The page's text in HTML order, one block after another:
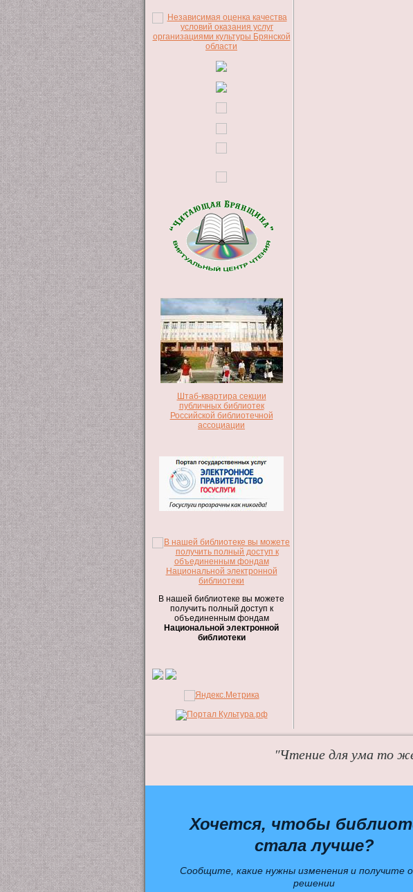
Штаб-квартира секции
публичных библиотек
Российской библиотечной
ассоциации
В нашей библиотеке вы можете
получить полный доступ к
объединенным фондам
Национальной электронной
библиотеки
"Чтение для ума то
Хочется, чтобы
стала лучше?
Сообщите, какие нужны изменения и получите
решении